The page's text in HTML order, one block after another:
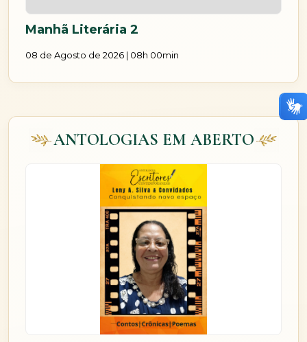
Manhã Literária 2
08 de Agosto de 2026 | 08h 00min
ANTOLOGIAS EM ABERTO